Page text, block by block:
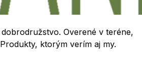
Overené v teréne,
ktorým verím aj my.